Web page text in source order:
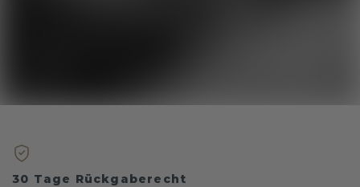
30 Tage Rückgaberecht